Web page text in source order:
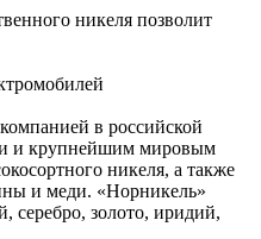
никеля позволит
в российской
и крупнейшим мировым
никеля, а также
и меди. «Норникель»
серебро, золото, иридий,